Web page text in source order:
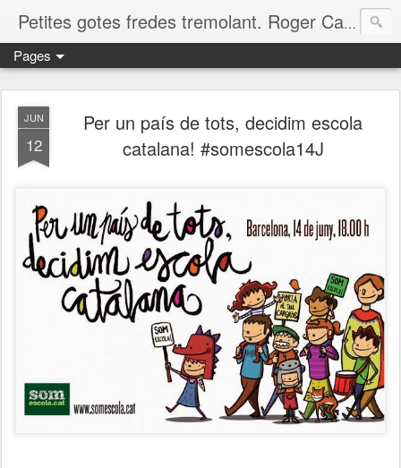
Petites gotes fredes tremolant. Roger Casero Gumbau. Girona
Pages
JUN
12
Per un país de tots, decidim escola
catalana! #somescola14J